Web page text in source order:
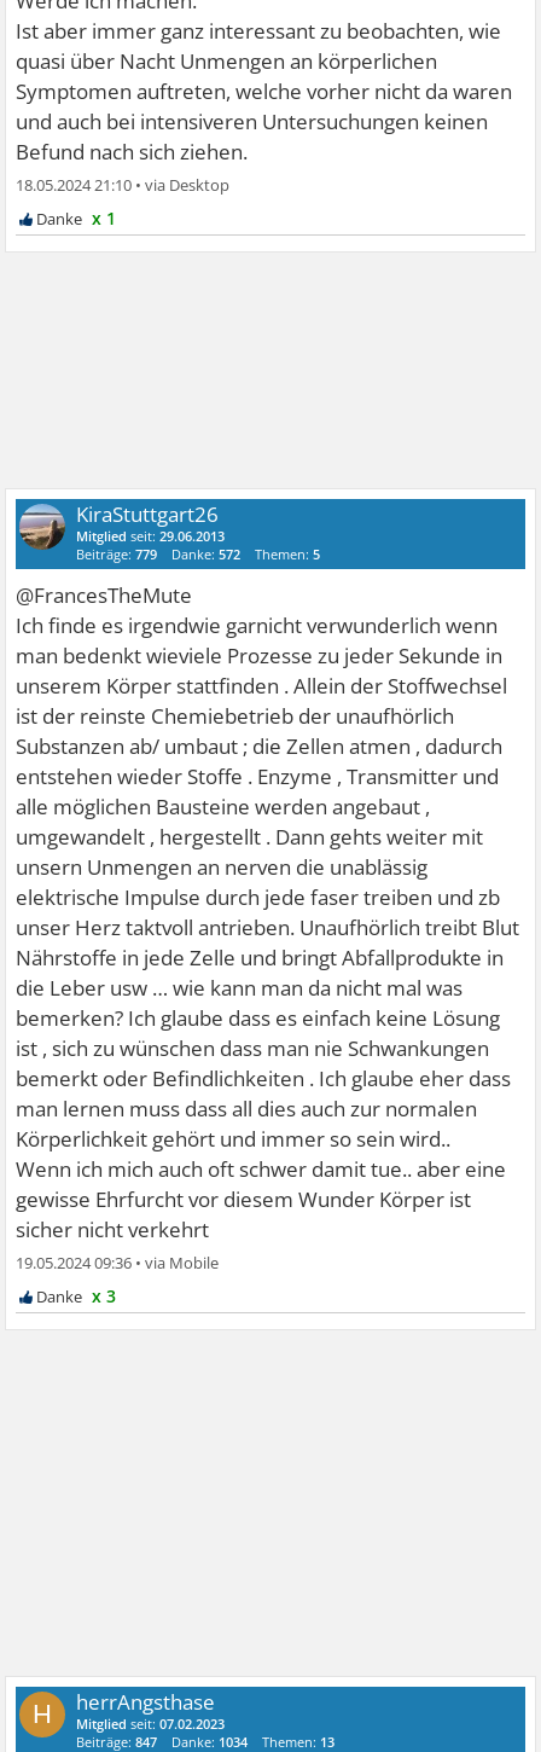
Ist aber immer ganz interessant zu beobachten, wie
quasi über Nacht Unmengen an körperlichen
Symptomen auftreten, welche vorher nicht da waren
und auch bei intensiveren Untersuchungen keinen
Befund nach sich ziehen.
18.05.2024 21:10 •
x 1
KiraStuttgart26
Mitglied seit:29.06.2013
Beiträge:779 Danke:572 Themen:5
@FrancesTheMute
Ich finde es irgendwie garnicht verwunderlich wenn
man bedenkt wieviele Prozesse zu jeder Sekunde in
unserem Körper stattfinden . Allein der Stoffwechsel
ist der reinste Chemiebetrieb der unaufhörlich
Substanzen ab/ umbaut ; die Zellen atmen , dadurch
entstehen wieder Stoffe . Enzyme , Transmitter und
alle möglichen Bausteine werden angebaut ,
umgewandelt , hergestellt . Dann gehts weiter mit
unsern Unmengen an nerven die unablässig
elektrische Impulse durch jede faser treiben und zb
unser Herz taktvoll antrieben. Unaufhörlich treibt Blut
Nährstoffe in jede Zelle und bringt Abfallprodukte in
die Leber usw … wie kann man da nicht mal was
bemerken? Ich glaube dass es einfach keine Lösung
ist , sich zu wünschen dass man nie Schwankungen
bemerkt oder Befindlichkeiten . Ich glaube eher dass
man lernen muss dass all dies auch zur normalen
Körperlichkeit gehört und immer so sein wird..
Wenn ich mich auch oft schwer damit tue.. aber eine
gewisse Ehrfurcht vor diesem Wunder Körper ist
sicher nicht verkehrt
19.05.2024 09:36 •
x 3
H herrAngsthase
Mitglied seit:07.02.2023
Beiträge:847 Danke: 1034 Themen: 13